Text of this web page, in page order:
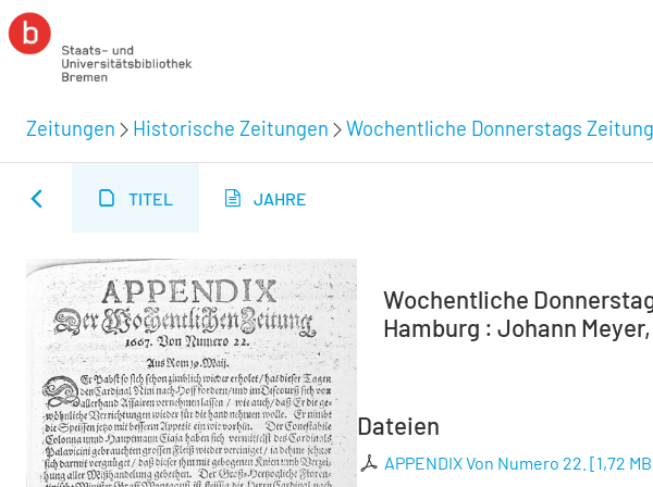
Zeitungen Historische Zeitungen Wochentliche Donnerstags Zeitung.
TITEL JAHRE
Wochentliche
Hamburg : Johann Meyer,
Dateien
APPENDIX Von Numero 22. [1,72 MB